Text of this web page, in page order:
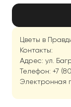
Цветы в
Контакты:
Адрес: ул.
Телефон: +7
Электронная